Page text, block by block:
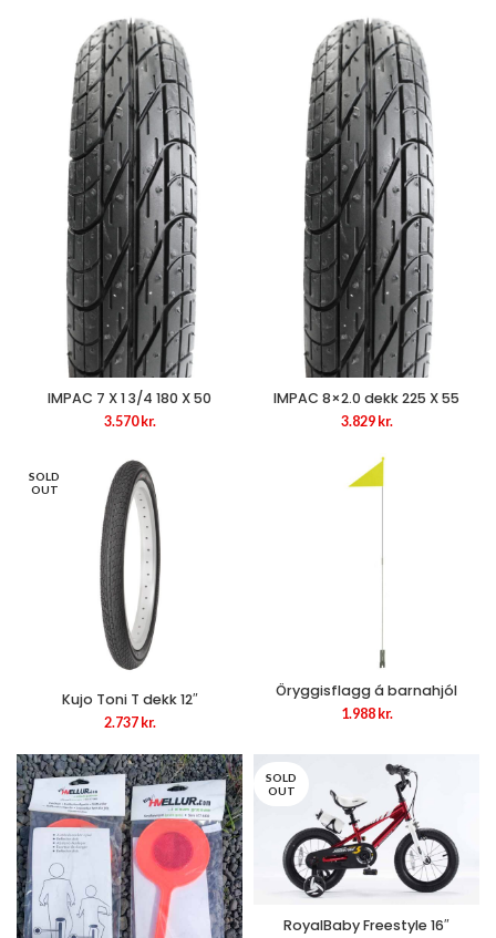
IMPAC 7 X 1 3/4 180 X 50
3.570 kr.
IMPAC 8×2.0 dekk 225 X 55
3.829 kr.
SOLD
OUT
Kujo Toni T dekk 12″
2.737 kr.
Öryggisflagg á barnahjól
1.988 kr.
SOLD
OUT
RoyalBaby Freestyle 16″